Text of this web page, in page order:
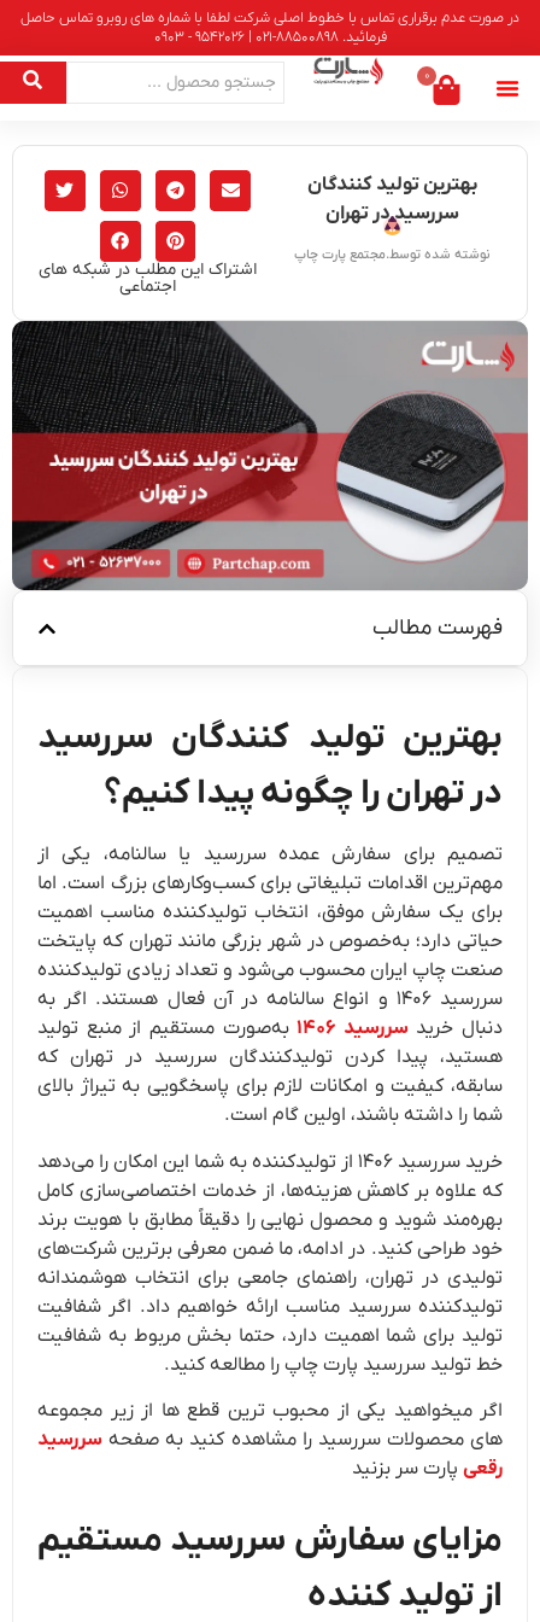
در صورت عدم برقراری تماس با خطوط اصلی شرکت لطفا با شماره های روبرو تماس حاصل
فرمائید. 88500898-021 | 9542026 - 0903
0
بهترین تولید کنندگان
سررسید در تهران
نوشته شده توسط.مجتمع پارت چاپ
اشتراک این مطلب در شبکه های
اجتماعی
فهرست مطالب
بهترین تولید کنندگان سررسید
در تهران را چگونه پیدا کنیم؟
تصمیم برای سفارش عمده سررسید یا سالنامه، یکی از
مهم‌ترین اقدامات تبلیغاتی برای کسب‌وکارهای بزرگ است. اما
برای یک سفارش موفق، انتخاب تولیدکننده مناسب اهمیت
حیاتی دارد؛ به‌خصوص در شهر بزرگی مانند تهران که پایتخت
صنعت چاپ ایران محسوب می‌شود و تعداد زیادی تولیدکننده
سررسید ۱۴۰۶ و انواع سالنامه در آن فعال هستند. اگر به
دنبال خریدسررسید ۱۴۰۶
به‌صورت مستقیم از منبع تولید
هستید، پیدا کردن تولیدکنندگان سررسید در تهران که
سابقه، کیفیت و امکانات لازم برای پاسخگویی به تیراژ بالای
شما را داشته باشند، اولین گام است.
خرید سررسید ۱۴۰۶ از تولیدکننده به شما این امکان را می‌دهد
که علاوه بر کاهش هزینه‌ها، از خدمات اختصاصی‌سازی کامل
بهره‌مند شوید و محصول نهایی را دقیقاً مطابق با هویت برند
خود طراحی کنید. در ادامه، ما ضمن معرفی برترین شرکت‌های
تولیدی در تهران، راهنمای جامعی برای انتخاب هوشمندانه
تولیدکننده سررسید مناسب ارائه خواهیم داد. اگر شفافیت
تولید برای شما اهمیت دارد، حتما بخش مربوط به شفافیت
خط تولید سررسید پارت چاپ را مطالعه کنید.
اگر میخواهید یکی از محبوب ترین قطع ها از زیر مجموعه
های محصولات سررسید را مشاهده کنید به صفحه سررسید
رقعی پارت سر بزنید
مزایای سفارش سررسید مستقیم
از تولید کننده